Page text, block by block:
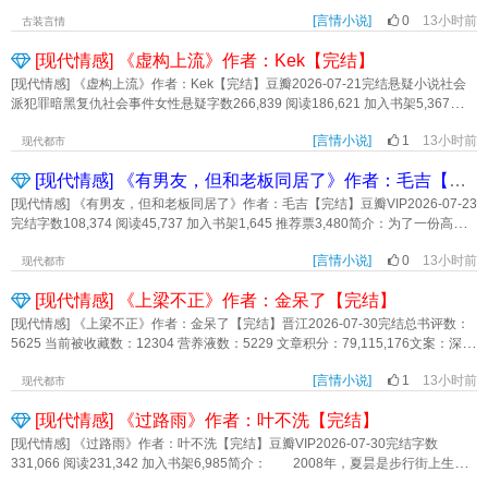
和女主事业线不同，彼此成就。《大人又被贬官了》作者：璃华
心投入新生活之际，她再次遇到了心仪的对象——且啄瞎了他的眼。人物设定女
重组家庭中 年偶像《想要问问你敢不敢》作者：李尾
追杀，却意外被尧天少主宋消所救。 高逐晓知道，他救自己，不过只是利用
影参差，都像极了早已于灭门时死去的师兄。 他模糊于她的记忆，始终未被
忘却。 复仇之日白雪纷飞，原是昔日故人重逢，却不想与他自此决绝。
即皋门灭，江湖三足鼎立之势破，高逐晓转而成为众矢之的。 再行江湖，她
高，她在世唯一亲人死于非命，行刺者却向宋消俯首称臣，唯命是从。 你还
膛。 当此时候，尧天阁意外被围，阁主殉亡。大徵宗鹤立江湖，一家独
大。 江湖之上迷雾重重，为争宝器掀起腥风血雨，所谓的剑隐之秘究竟为
何？ ＃虽蜉蝣一叶，风雨飘摇，左不过寄大千江湖，行行止止，止而复
主打冒险游历 特此感谢鹿鸣宵宵太太为本文创作的板写封面，比心心~ ※
女 永宁七年春，淫雨霏霏，我跪在血泪交加的泥泞里，拿刀指着沈未的心
口。 可我没能杀他。 那夜，我把手递给了另一个人，自此销声匿
迹。 此后三年，大晟宫墙里里外外植遍葵花。 无人知晓这些花为谁而
人。 我住在他的宫殿里，吃穿不愁，还能抽隙研究药草。 这些他一概不
管，只时时教我要如何当好一个大钺间谍。 我学得认真，很快便出师
了。 临去大晟的那日，他于城楼下送我，身影被黄昏拉得细长。 我说：
我走了。 亓寅平日寡言少语，我从不期待他的回应。唯独那日，他说了句在
我看来颇为多余的话： 孤在此处等你。 我瞧着他，忽觉好笑。 若是
刺杀成功，我怎么可能再活着回来。 后来，我终于见到了那片葵花海。
古装言情 [言情小说] 0 13小时前
[现代情感] 《虚构上流》作者：Kek【完结】
[现代情感] 《虚构上流》作者：Kek【完结】豆瓣2026-07-21完结悬疑小说社会
派犯罪暗黑复仇社会事件女性悬疑字数266,839 阅读186,621 加入书架5,367简
切，只为进入那个人所在的上流世界。十六年后摇身变为富豪之女，她借风使
下流通往上流的路口，她赌上全部人生，准备完成这场以下克上的盛大复仇，却
遇到了他。那个唯一知道她来时路的人。《虚构上流》作者：Kek
现代都市 [言情小说] 1 13小时前
[现代情感] 《有男友，但和老板同居了》作者：毛吉【完结】
[现代情感] 《有男友，但和老板同居了》作者：毛吉【完结】豆瓣VIP2026-07-23
完结字数108,374 阅读45,737 加入书架1,645 推荐票3,480简介：为了一份高薪
勾引她。但一一老板面冷、嘴毒、脾气差。男友漂亮、黏人、爱撒娇。她才不想
怪的？-裴戎最近有点烦，记忆力衰退，关键时候总断片。还有个大老板，总想抢
他女朋友。时煜最近也有点烦，追求失败，附体频繁。偏偏每次都附到情敌身
上，更要命的是，还卡在他们……的时候。人物设定：女主祝青：普通人男主时
冤家 甜宠《有男友，但和老板同居了》作者：毛吉
现代都市 [言情小说] 0 13小时前
[现代情感] 《上梁不正》作者：金呆了【完结】
[现代情感] 《上梁不正》作者：金呆了【完结】晋江2026-07-30完结总书评数：
5625 当前被收藏数：12304 营养液数：5229 文章积分：79,115,176文案：深
静：“民警同志，这里有人私闯民宅。”他目光从她身上扫过，停了一瞬，“衣冠不
叔，有人入室抢劫。这人戴口罩，穿一身黑，拖了两个箱子，估计是作案工
具。”门内外异口同声：“这里是，瓣花街光影里C座1501。”2026.05.20-内容标
签： 都市 近水楼台 天之骄子主角：梁心 李正清一句话简介：新同居生活立
现代都市 [言情小说] 1 13小时前
[现代情感] 《过路雨》作者：叶不洗【完结】
[现代情感] 《过路雨》作者：叶不洗【完结】豆瓣VIP2026-07-30完结字数
331,066 阅读231,342 加入书架6,985简介： 2008年，夏昙是步行街上生意